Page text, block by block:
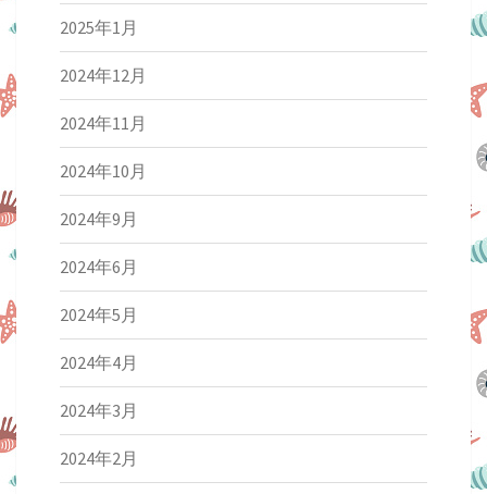
2025年1月
2024年12月
2024年11月
2024年10月
2024年9月
2024年6月
2024年5月
2024年4月
2024年3月
2024年2月